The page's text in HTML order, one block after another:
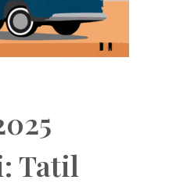
Tatil